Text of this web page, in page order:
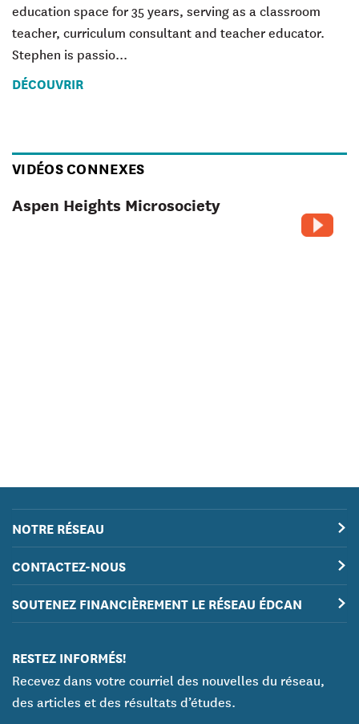
education space for 35 years, serving as a classroom
teacher, curriculum consultant and teacher educator.
Stephen is passio...
DÉCOUVRIR
VIDÉOS CONNEXES
Aspen Heights Microsociety
NOTRE RÉSEAU
CONTACTEZ-NOUS
SOUTENEZ FINANCIÈREMENT LE RÉSEAU ÉDCAN
RESTEZ INFORMÉS!
Recevez dans votre courriel des nouvelles du réseau,
des articles et des résultats d’études.